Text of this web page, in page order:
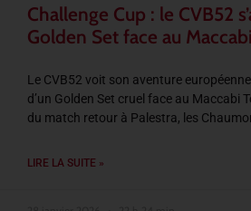
Challenge Cup : le CVB52
Golden Set face au Maccabi
Le CVB52 voit son aventure
d’un Golden Set cruel face au Maccabi
du match retour à Palestra, les
LIRE LA SUITE »